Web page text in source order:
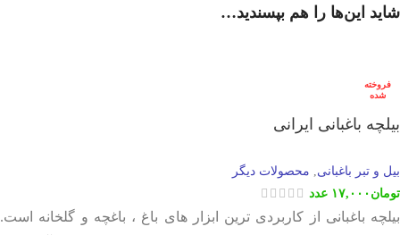
شاید این‌ها را هم بپسندید…
فروخته
شده
بیلچه باغبانی ایرانی
بیل و تبر باغبانی محصولات دیگر
تومان ۱۷,۰۰۰ عدد
بیلچه باغبانی از کاربردی ترین ابزار های باغ ، باغچه و گلخانه است.